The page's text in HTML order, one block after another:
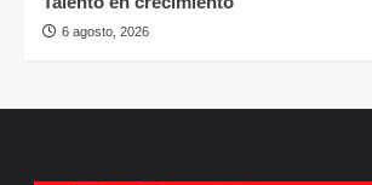
6 agosto, 2026